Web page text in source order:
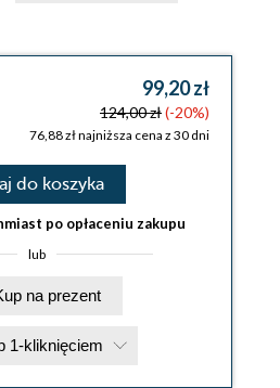
99,20 zł
124,00 zł(-20%)
76,88 zł najniższa cena z 30 dni
do koszyka
po opłaceniu zakupu
lub
Kup na prezent
1-kliknięciem